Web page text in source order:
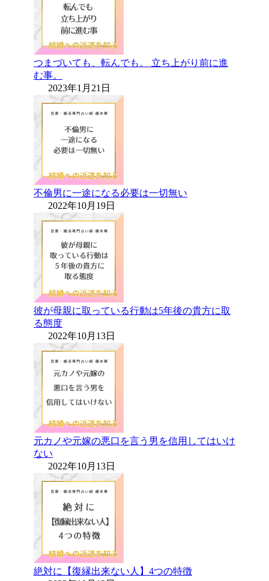
つまづいても、転んでも。 立ち上がり前に進
む事。
2023年1月21日
不倫男に一途になる必要は一切無い
2022年10月19日
彼が母親に取っている行動は5年後の貴方に取
る態度
2022年10月13日
元カノや元嫁の悪口を言う男を信用してはいけ
ない
2022年10月13日
絶対に【復縁出来ない人】4つの特徴